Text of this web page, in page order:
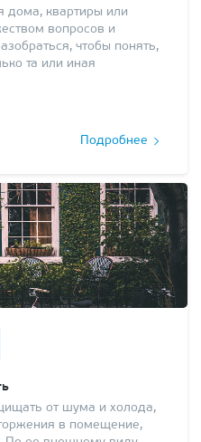
дома, квартиры или
вопросов и
чтобы понять,
та или иная
Подробнее
от шума и холода,
в помещение,